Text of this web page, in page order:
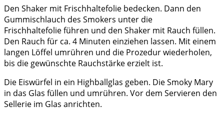
Den Shaker mit Frischhaltefolie bedecken. Dann den
Gummischlauch des Smokers unter die
Frischhaltefolie führen und den Shaker mit Rauch füllen.
Den Rauch für ca. 4 Minuten einziehen lassen. Mit einem
langen Löffel umrühren und die Prozedur wiederholen,
bis die gewünschte Rauchstärke erzielt ist.
Die Eiswürfel in ein Highballglas geben. Die Smoky Mary
in das Glas füllen und umrühren. Vor dem Servieren den
Sellerie im Glas anrichten.